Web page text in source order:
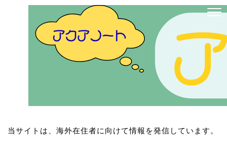
当サイトは、海外在住者に向けて情報を発信しています。